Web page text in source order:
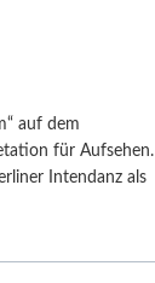
auf dem
für Aufsehen.
Intendanz als